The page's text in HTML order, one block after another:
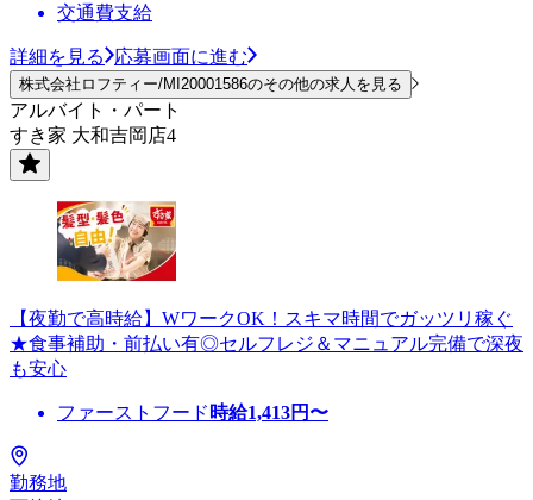
交通費支給
詳細を見る 応募画面に進む
株式会社ロフティー/MI20001586のその他の求人を見る
アルバイト・パート
すき家 大和吉岡店4
【夜勤で高時給】WワークOK！スキマ時間でガッツリ稼ぐ
★食事補助・前払い有◎セルフレジ＆マニュアル完備で深夜
も安心
ファーストフード 時給1,413円〜
勤務地